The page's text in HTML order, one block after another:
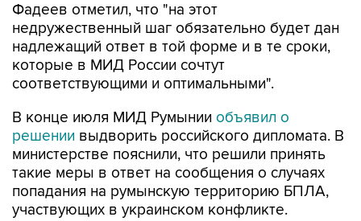
Фадеев отметил, что "на этот
недружественный шаг обязательно будет дан
надлежащий ответ в той форме и в те сроки,
которые в МИД России сочтут
соответствующими и оптимальными".
В конце июля МИД Румынии объявил о
решении выдворить российского дипломата. В
министерстве пояснили, что решили принять
такие меры в ответ на сообщения о случаях
попадания на румынскую территорию БПЛА,
участвующих в украинском конфликте.